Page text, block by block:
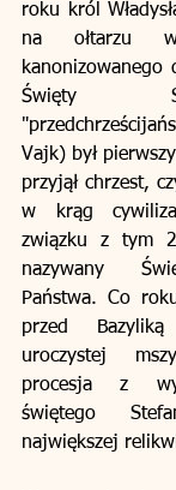
roku król
na ołtarzu
kanonizowanego
Święty
Vajk) był
przyjął chrzest,
w krąg
związku z tym
nazywany
Państwa. Co
przed
uroczystej
procesja z
świętego
największej